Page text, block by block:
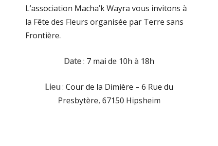
L’association Macha’k Wayra vous invitons à
la Fête des Fleurs organisée par Terre sans
Frontière.
Date: 7 mai de 10h à 18h
Lieu: Cour de la Dimière – 6 Rue du
Presbytère, 67150 Hipsheim